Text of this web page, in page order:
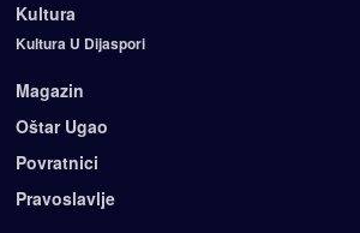
Kultura
Kultura U Dijaspori
Magazin
Oštar Ugao
Povratnici
Pravoslavlje